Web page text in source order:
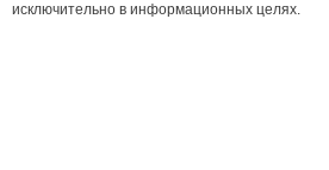
исключительно в информационных целях.